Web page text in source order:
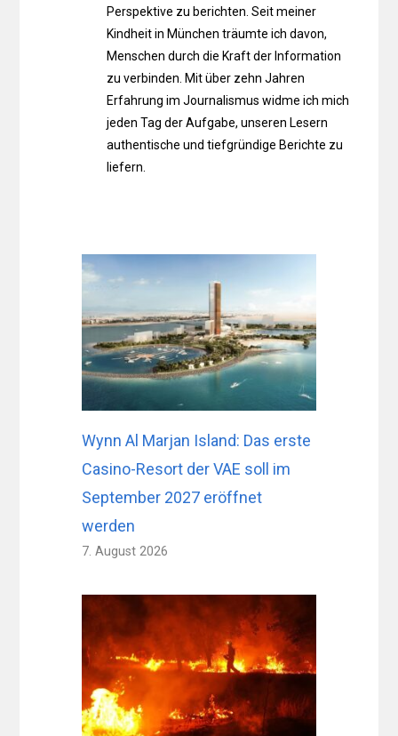
Perspektive zu berichten. Seit meiner
Kindheit in München träumte ich davon,
Menschen durch die Kraft der Information
zu verbinden. Mit über zehn Jahren
Erfahrung im Journalismus widme ich mich
jeden Tag der Aufgabe, unseren Lesern
authentische und tiefgründige Berichte zu
liefern.
Wynn Al Marjan Island: Das erste
Casino-Resort der VAE soll im
September 2027 eröffnet
werden
7. August 2026